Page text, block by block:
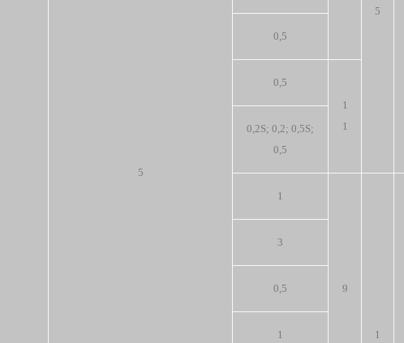
5
5
0,5
0,5
1
1
0,2S; 0,2; 0,5S;
0,5
1
9
1
3
0,5
1